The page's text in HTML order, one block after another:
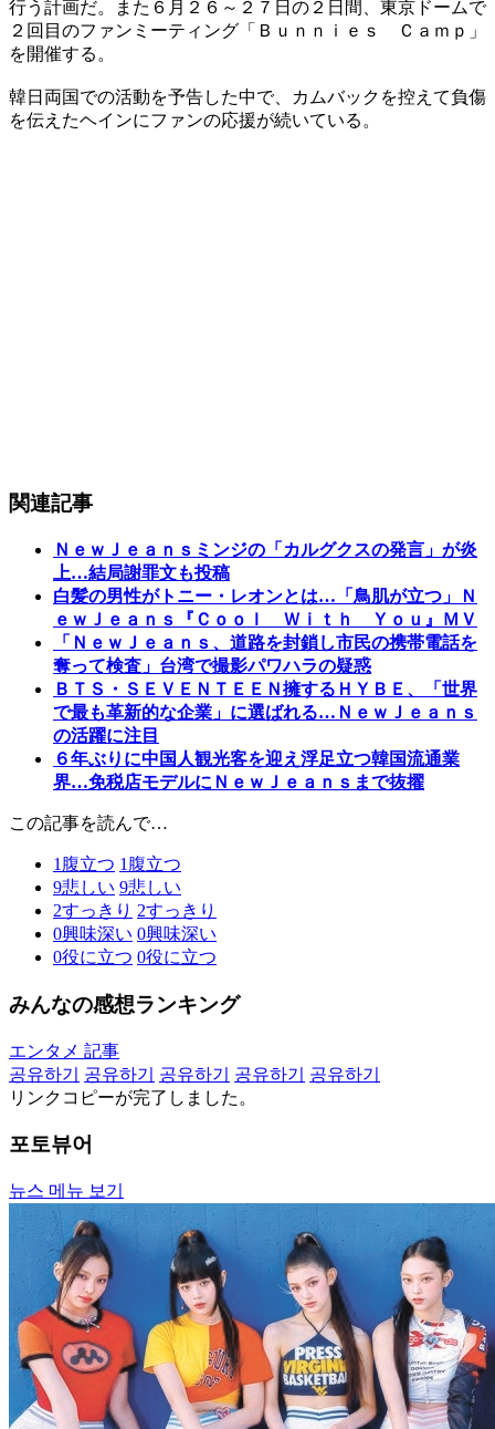
行う計画だ。また６月２６～２７日の２日間、東京ドームで
２回目のファンミーティング「Ｂｕｎｎｉｅｓ Ｃａｍｐ」
を開催する。
韓日両国での活動を予告した中で、カムバックを控えて負傷
を伝えたヘインにファンの応援が続いている。
関連記事
ＮｅｗＪｅａｎｓミンジの「カルグクスの発言」が炎
上…結局謝罪文も投稿
白髪の男性がトニー・レオンとは…「鳥肌が立つ」Ｎ
ｅｗＪｅａｎｓ『Ｃｏｏｌ Ｗｉｔｈ Ｙｏｕ』ＭＶ
「ＮｅｗＪｅａｎｓ、道路を封鎖し市民の携帯電話を
奪って検査」台湾で撮影パワハラの疑惑
ＢＴＳ・ＳＥＶＥＮＴＥＥＮ擁するＨＹＢＥ、「世界
で最も革新的な企業」に選ばれる…ＮｅｗＪｅａｎｓ
の活躍に注目
６年ぶりに中国人観光客を迎え浮足立つ韓国流通業
界…免税店モデルにＮｅｗＪｅａｎｓまで抜擢
この記事を読んで…
1 腹立つ 1 腹立つ
9悲しい 9悲しい
2すっきり 2すっきり
0興味深い 0興味深い
0役に立つ 0役に立つ
みんなの感想ランキング
エンタメ 記事
공유하기
공유하기 공유하기 공유하기
공유하기
リンクコピーが完了しました。
포토뷰어
뉴스 메뉴 보기